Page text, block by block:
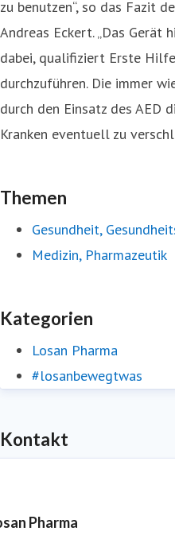
zu benutzen“, so das Fazit
Andreas Eckert. „Das
dabei, qualifiziert Erste
durchzuführen. Die immer
durch den Einsatz des AED
Kranken eventuell zu
Themen
Gesundheit,
Medizin, Pharmazeutik
Kategorien
Losan Pharma
#losanbewegtwas
Kontakt
Pharma